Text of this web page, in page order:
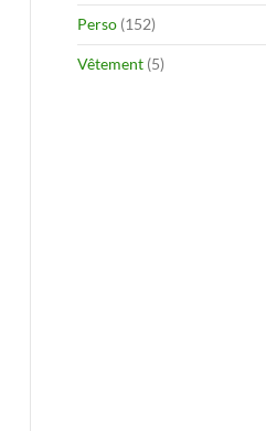
Perso (152)
Vêtement (5)